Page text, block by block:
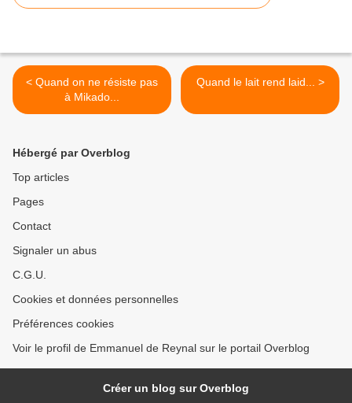
< Quand on ne résiste pas
à Mikado...
Quand le lait rend laid... >
Hébergé par Overblog
Top articles
Pages
Contact
Signaler un abus
C.G.U.
Cookies et données personnelles
Préférences cookies
Voir le profil de Emmanuel de Reynal sur le portail Overblog
Créer un blog sur Overblog